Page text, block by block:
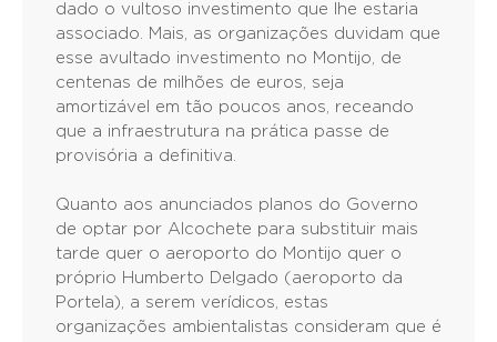
dado o vultoso investimento que lhe estaria
associado. Mais, as organizações duvidam que
esse avultado investimento no Montijo, de
centenas de milhões de euros, seja
amortizável em tão poucos anos, receando
que a infraestrutura na prática passe de
provisória a definitiva.
Quanto aos anunciados planos do Governo
de optar por Alcochete para substituir mais
tarde quer o aeroporto do Montijo quer o
próprio Humberto Delgado (aeroporto da
Portela), a serem verídicos, estas
organizações ambientalistas consideram que é